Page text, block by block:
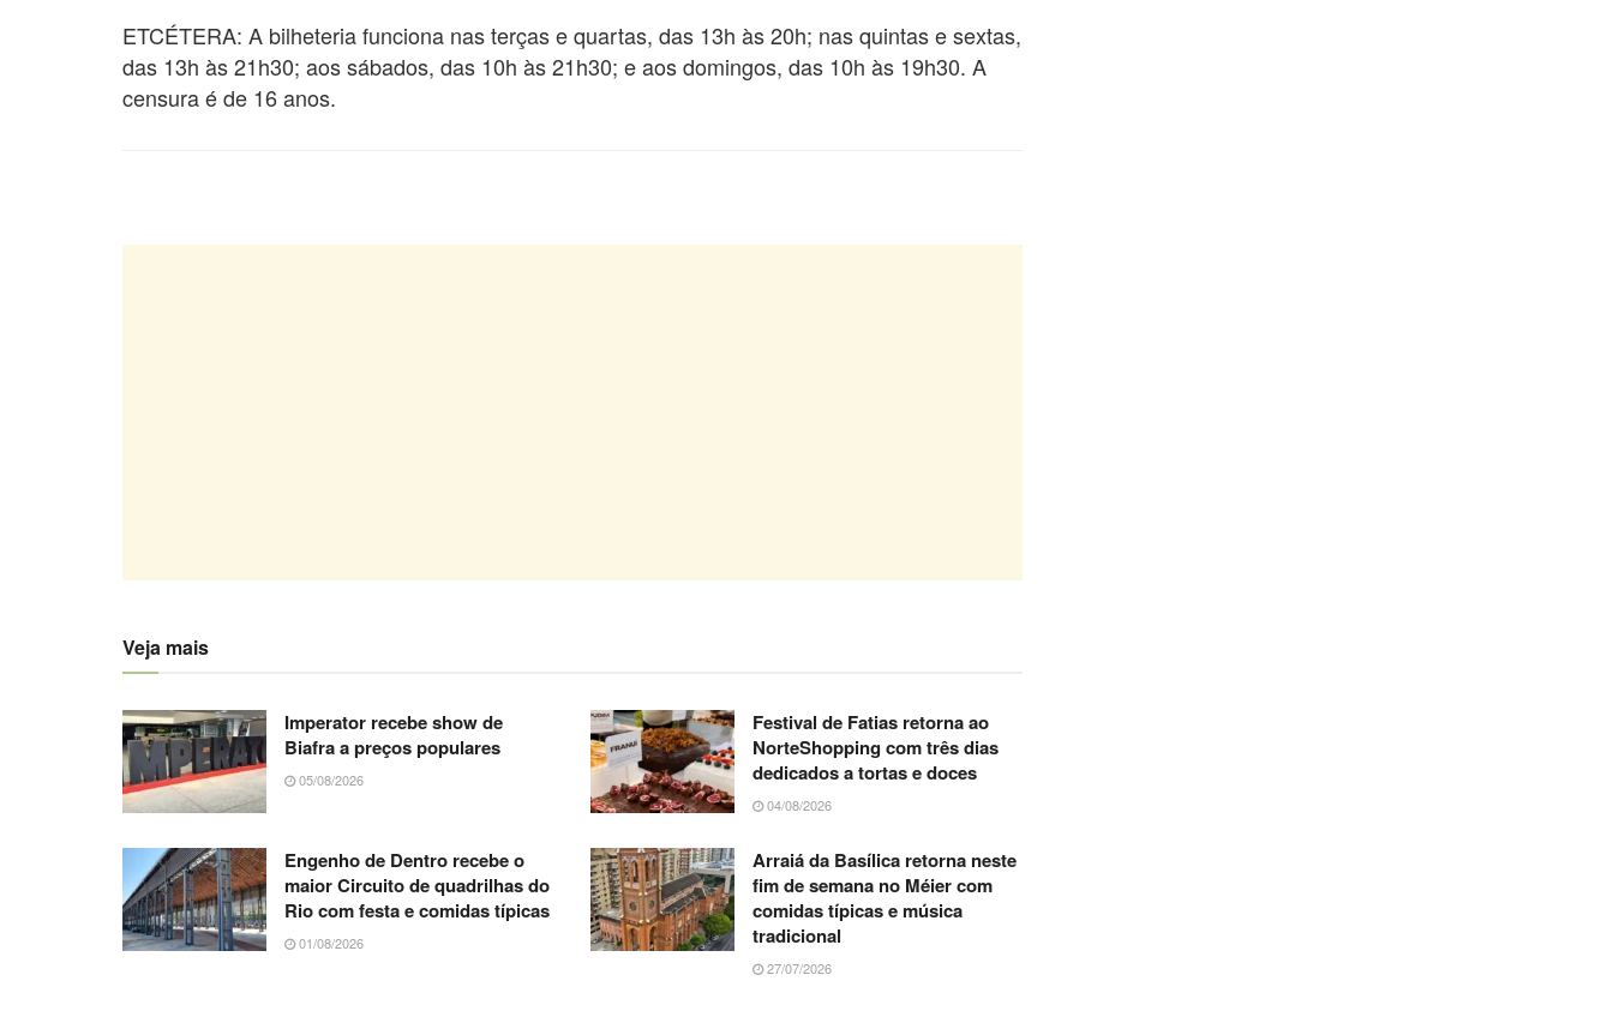
ETCÉTERA: A bilheteria funciona nas terças e quartas, das 13h às 20h; nas quintas e sextas,
das 13h às 21h30; aos sábados, das 10h às 21h30; e aos domingos, das 10h às 19h30. A
censura é de 16 anos.
Veja mais
Imperator recebe show de
Biafra a preços populares
05/08/2026
Festival de Fatias retorna ao
NorteShopping com três dias
dedicados a tortas e doces
04/08/2026
Engenho de Dentro recebe o
maior Circuito de quadrilhas do
Rio com festa e comidas típicas
01/08/2026
Arraiá da Basílica retorna neste
fim de semana no Méier com
comidas típicas e música
tradicional
27/07/2026